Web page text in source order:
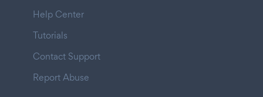
Help Center
Tutorials
Contact Support
Report Abuse